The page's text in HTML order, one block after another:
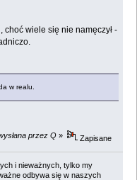
choć wiele się nie namęczył -
w realu.
przez Q » Zapisane
i nieważnych, tylko my
odbywa się w naszych